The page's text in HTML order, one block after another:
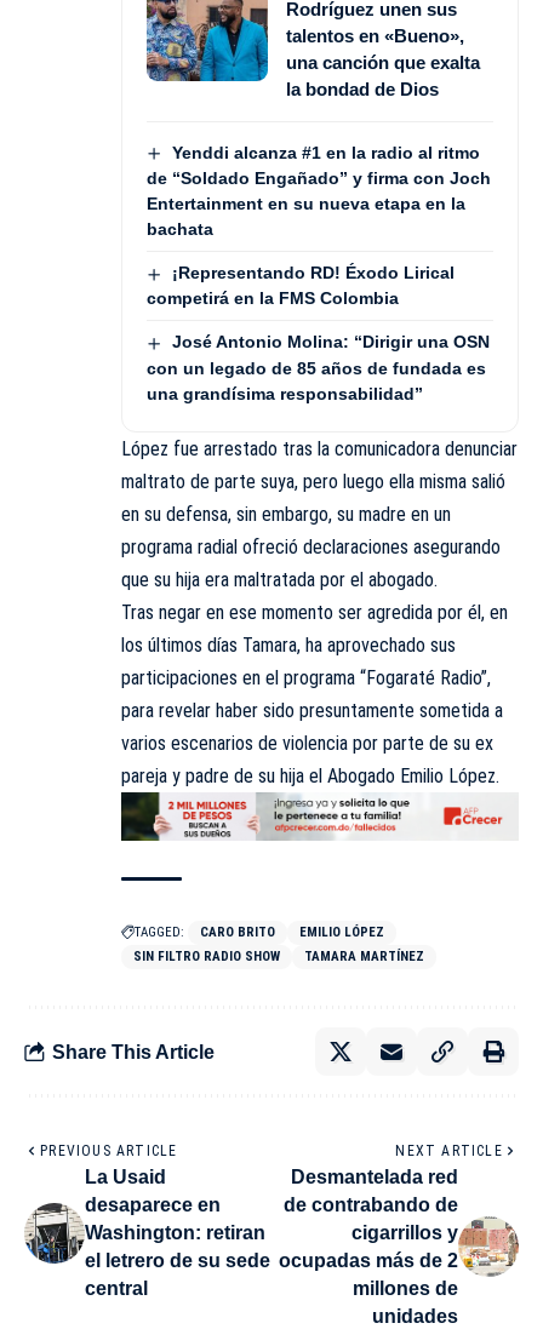
Rodríguez unen sus
talentos en «Bueno»,
una canción que exalta
la bondad de Dios
Yenddi alcanza #1 en la radio al ritmo
de “Soldado Engañado” y firma con Joch
Entertainment en su nueva etapa en la
bachata
¡Representando RD! Éxodo Lirical
competirá en la FMS Colombia
José Antonio Molina: “Dirigir una OSN
con un legado de 85 años de fundada es
una grandísima responsabilidad”
López fue arrestado tras la comunicadora denunciar
maltrato de parte suya, pero luego ella misma salió
en su defensa, sin embargo, su madre en un
programa radial ofreció declaraciones asegurando
que su hija era maltratada por el abogado.
Tras negar en ese momento ser agredida por él, en
los últimos días Tamara, ha aprovechado sus
participaciones en el programa “Fogaraté Radio”,
para revelar haber sido presuntamente sometida a
varios escenarios de violencia por parte de su ex
pareja y padre de su hija el Abogado Emilio López.
TAGGED: CARO BRITO
EMILIO LÓPEZ
SIN FILTRO RADIO SHOW
TAMARA MARTÍNEZ
Share This Article
PREVIOUS ARTICLE
La Usaid
desaparece en
Washington: retiran
el letrero de su sede
central
NEXT ARTICLE
Desmantelada red
de contrabando de
cigarrillos y
ocupadas más de 2
millones de
unidades